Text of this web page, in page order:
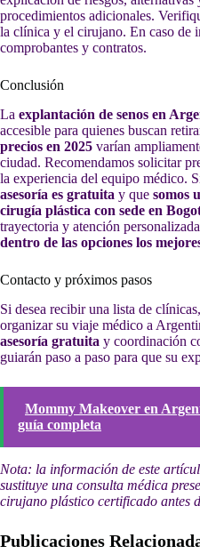
procedimientos adicionales.
la clínica y el cirujano. En caso de
comprobantes y contratos.
Conclusión
La explantación de senos en
accesible para quienes buscan
precios en 2025 varían
ciudad. Recomendamos solicitar
la experiencia del equipo médico.
asesoría es gratuita y que somos
cirugía plástica con sede en
trayectoria y atención
dentro de las opciones los
Contacto y próximos pasos
Si desea recibir una lista de
organizar su viaje médico a
asesoría gratuita y coordinación
guiarán paso a paso para que su
Mommy Makeover en
guía completa
Nota: la información de este
sustituye una consulta médica
cirujano plástico certificado antes
Publicaciones